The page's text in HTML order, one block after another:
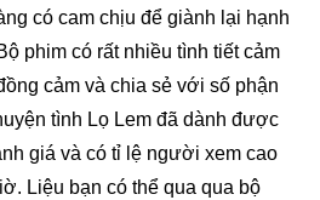
có cam chịu để giành lại hạnh
phim có rất nhiều tình tiết cảm
cảm và chia sẻ với số phận
tình Lọ Lem đã dành được
giá và có tỉ lệ người xem cao
Liệu bạn có thể qua qua bộ